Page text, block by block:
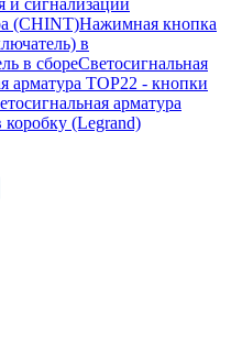
и сигнализации
(CHINT)Нажимная кнопка
в
в сбореСветосигнальная
арматура TOP22 - кнопки
арматура
(Legrand)